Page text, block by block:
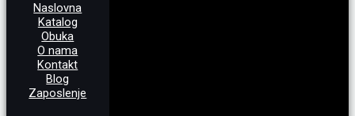
Naslovna
Katalog
Obuka
O nama
Kontakt
Blog
Zaposlenje